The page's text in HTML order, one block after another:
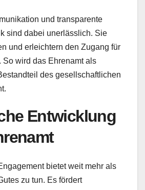
und transparente
sind dabei unerlässlich. Sie
und erleichtern den Zugang für
So wird das Ehrenamt als
des gesellschaftlichen
Entwicklung
bietet weit mehr als
zu tun. Es fördert